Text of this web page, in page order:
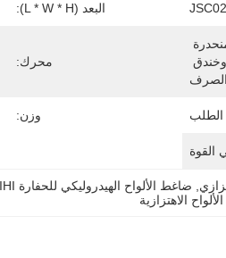
JSC02 البعد (L * W * H):
الصرف
محرك:
وزن:
ضاغط الألواح الهيدروليكي للحفارة IHI